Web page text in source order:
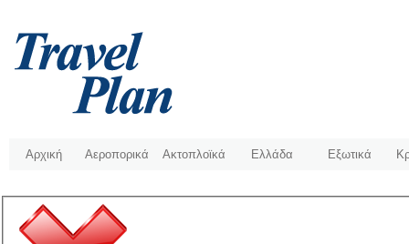
Αρχική Αεροπορικά Ακτοπλοϊκά Ελλάδα Εξωτικά